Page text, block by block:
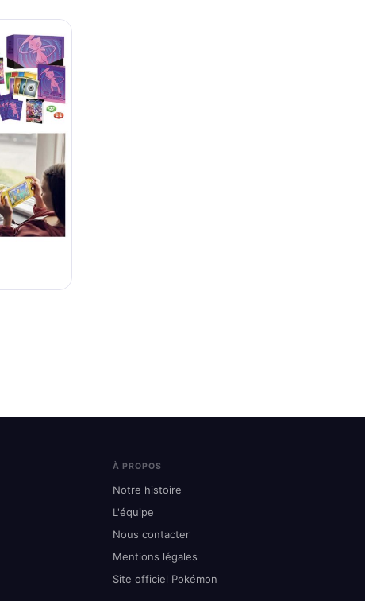
À PROPOS
Notre histoire
L'équipe
Nous contacter
Mentions légales
Site officiel Pokémon